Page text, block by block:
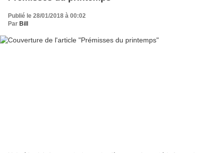
Publié le 28/01/2018 à 00:02
Par Bill